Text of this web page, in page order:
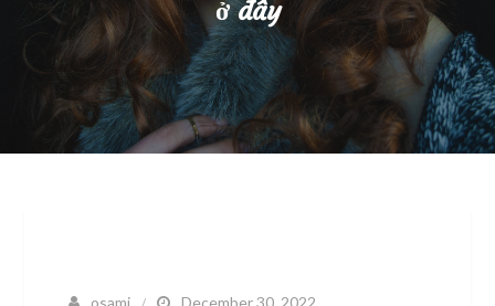
ở đây
osami December 30, 2022